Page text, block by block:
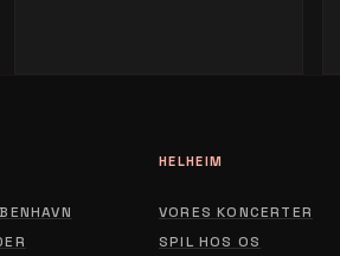
HELHEIM
VORES KONCERTER
SPIL HOS OS